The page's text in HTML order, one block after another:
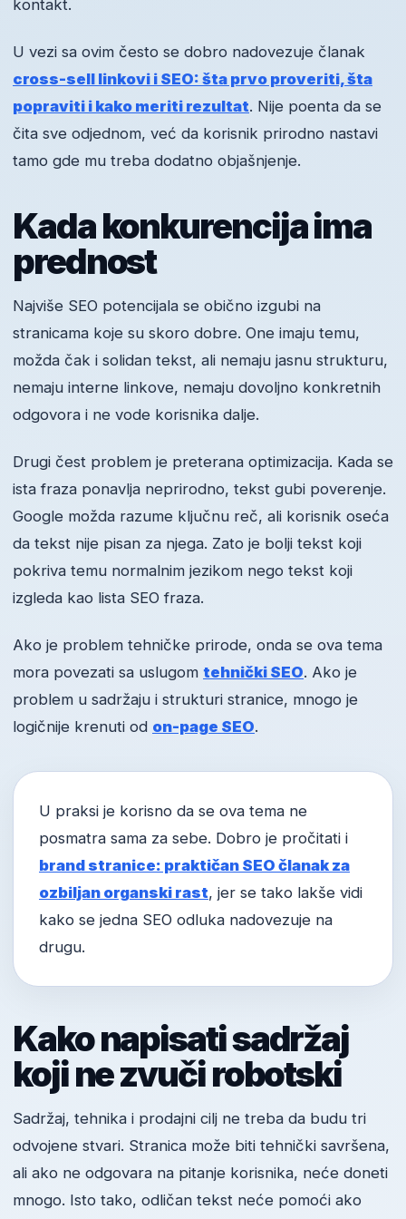
kontakt.
U vezi sa ovim često se dobro nadovezuje članak
cross-sell linkovi i SEO: šta prvo proveriti, šta
popraviti i kako meriti rezultat. Nije poenta da se
čita sve odjednom, već da korisnik prirodno nastavi
tamo gde mu treba dodatno objašnjenje.
Kada konkurencija ima
prednost
Najviše SEO potencijala se obično izgubi na
stranicama koje su skoro dobre. One imaju temu,
možda čak i solidan tekst, ali nemaju jasnu strukturu,
nemaju interne linkove, nemaju dovoljno konkretnih
odgovora i ne vode korisnika dalje.
Drugi čest problem je preterana optimizacija. Kada se
ista fraza ponavlja neprirodno, tekst gubi poverenje.
Google možda razume ključnu reč, ali korisnik oseća
da tekst nije pisan za njega. Zato je bolji tekst koji
pokriva temu normalnim jezikom nego tekst koji
izgleda kao lista SEO fraza.
Ako je problem tehničke prirode, onda se ova tema
mora povezati sa uslugom tehnički SEO. Ako je
problem u sadržaju i strukturi stranice, mnogo je
logičnije krenuti od on-page SEO.
U praksi je korisno da se ova tema ne
posmatra sama za sebe. Dobro je pročitati i
brand stranice: praktičan SEO članak za
ozbiljan organski rast, jer se tako lakše vidi
kako se jedna SEO odluka nadovezuje na
drugu.
Kako napisati sadržaj
koji ne zvuči robotski
Sadržaj, tehnika i prodajni cilj ne treba da budu tri
odvojene stvari. Stranica može biti tehnički savršena,
ali ako ne odgovara na pitanje korisnika, neće doneti
mnogo. Isto tako, odličan tekst neće pomoći ako